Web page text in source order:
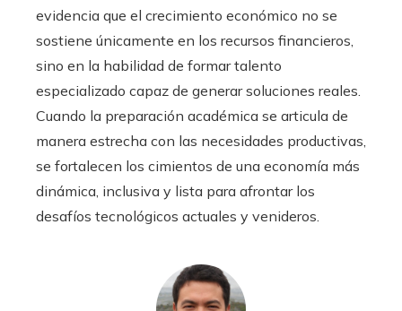
evidencia que el crecimiento económico no se
sostiene únicamente en los recursos financieros,
sino en la habilidad de formar talento
especializado capaz de generar soluciones reales.
Cuando la preparación académica se articula de
manera estrecha con las necesidades productivas,
se fortalecen los cimientos de una economía más
dinámica, inclusiva y lista para afrontar los
desafíos tecnológicos actuales y venideros.